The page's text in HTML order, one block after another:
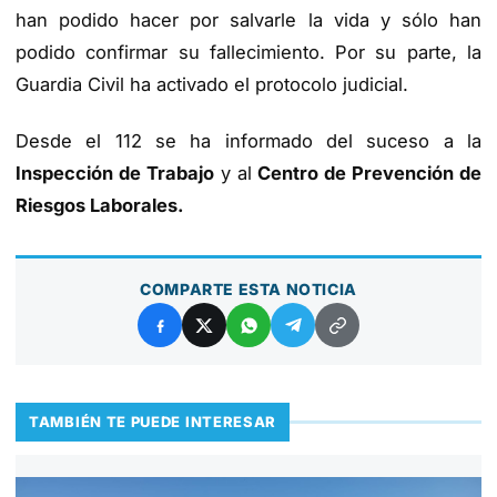
han podido hacer por salvarle la vida y sólo han
podido confirmar su fallecimiento. Por su parte, la
Guardia Civil ha activado el protocolo judicial.
Desde el 112 se ha informado del suceso a la
Inspección de Trabajoy alCentro de Prevención de
Riesgos Laborales.
COMPARTE ESTA NOTICIA
TAMBIÉN TE PUEDE INTERESAR